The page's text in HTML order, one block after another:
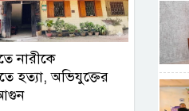
নারীকে
হত্যা, অভিযুক্তের